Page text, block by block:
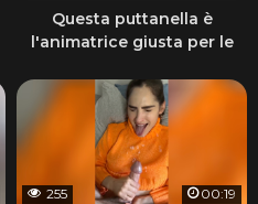
Questa puttanella è
l'animatrice giusta per le
255
00:19